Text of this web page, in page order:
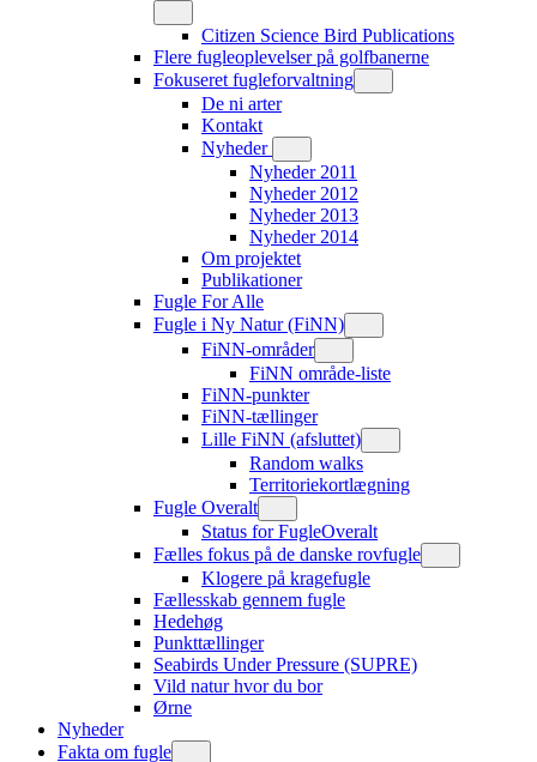
Citizen Science Bird Publications
Flere fugleoplevelser på golfbanerne
Fokuseret fugleforvaltning
De ni arter
Kontakt
Nyheder
Nyheder 2011
Nyheder 2012
Nyheder 2013
Nyheder 2014
Om projektet
Publikationer
Fugle For Alle
Fugle i Ny Natur (FiNN)
FiNN-områder
FiNN område-liste
FiNN-punkter
FiNN-tællinger
Lille FiNN (afsluttet)
Random walks
Territoriekortlægning
Fugle Overalt
Status for FugleOveralt
Fælles fokus på de danske rovfugle
Klogere på kragefugle
Fællesskab gennem fugle
Hedehøg
Punkttællinger
Seabirds Under Pressure (SUPRE)
Vild natur hvor du bor
Ørne
Nyheder
Fakta om fugle